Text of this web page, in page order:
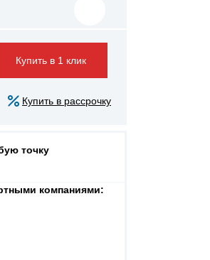
Купить в 1 клик
Купить в рассрочку
точку
компаниями: